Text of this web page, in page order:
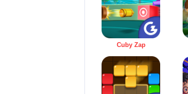
Cuby Zap